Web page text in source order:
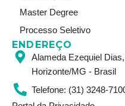
Master Degree
Processo Seletivo
ENDEREÇO
Alameda Ezequiel
Horizonte/MG - Brasil
Telefone: (31) 3248-